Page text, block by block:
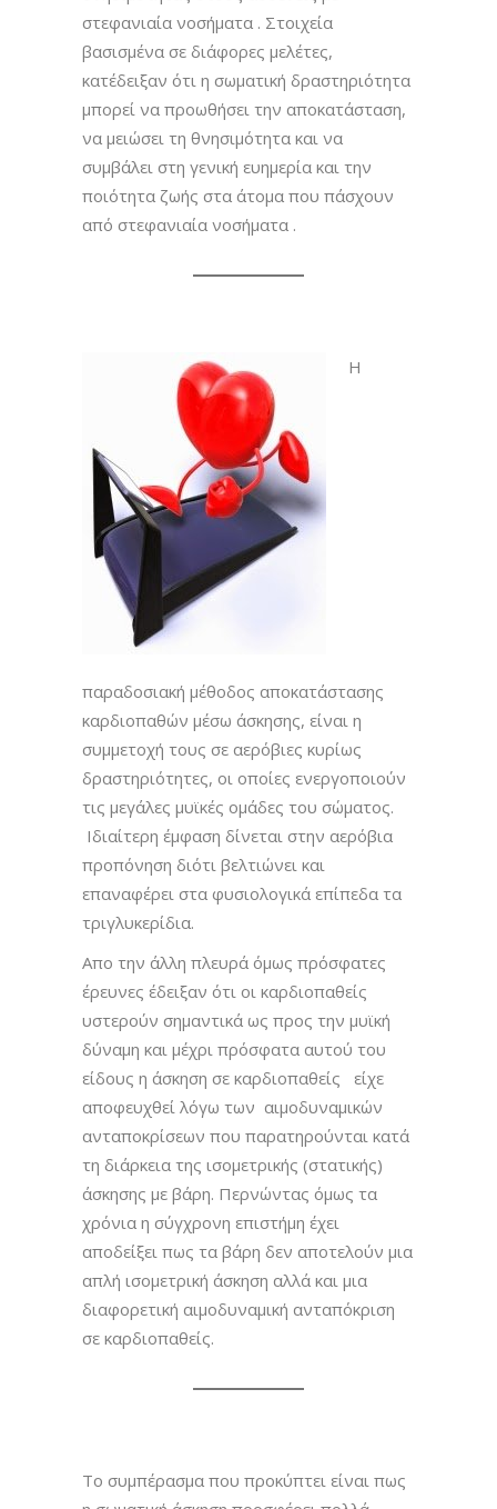
στεφανιαία νοσήματα . Στοιχεία
βασισμένα σε διάφορες μελέτες,
κατέδειξαν ότι η σωματική δραστηριότητα
μπορεί να προωθήσει την αποκατάσταση,
να μειώσει τη θνησιμότητα και να
συμβάλει στη γενική ευημερία και την
ποιότητα ζωής στα άτομα που πάσχουν
από στεφανιαία νοσήματα .
Η
παραδοσιακή μέθοδος αποκατάστασης
καρδιοπαθών μέσω άσκησης, είναι η
συμμετοχή τους σε αερόβιες κυρίως
δραστηριότητες, οι οποίες ενεργοποιούν
τις μεγάλες μυϊκές ομάδες του σώματος.
Ιδιαίτερη έμφαση δίνεται στην αερόβια
προπόνηση διότι βελτιώνει και
επαναφέρει στα φυσιολογικά επίπεδα τα
τριγλυκερίδια.
Απο την άλλη πλευρά όμως πρόσφατες
έρευνες έδειξαν ότι οι καρδιοπαθείς
υστερούν σημαντικά ως προς την μυϊκή
δύναμη και μέχρι πρόσφατα αυτού του
είδους η άσκηση σε καρδιοπαθείς είχε
αποφευχθεί λόγω των αιμοδυναμικών
ανταποκρίσεων που παρατηρούνται κατά
τη διάρκεια της ισομετρικής (στατικής)
άσκησης με βάρη. Περνώντας όμως τα
χρόνια η σύγχρονη επιστήμη έχει
αποδείξει πως τα βάρη δεν αποτελούν μια
απλή ισομετρική άσκηση αλλά και μια
διαφορετική αιμοδυναμική ανταπόκριση
σε καρδιοπαθείς.
Το συμπέρασμα που προκύπτει είναι πως